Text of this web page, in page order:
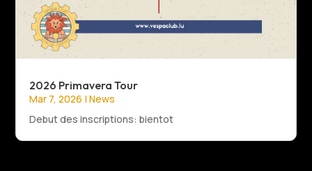
2026 Primavera Tour
Mar 7, 2026 |News
Debut des inscriptions: bientot